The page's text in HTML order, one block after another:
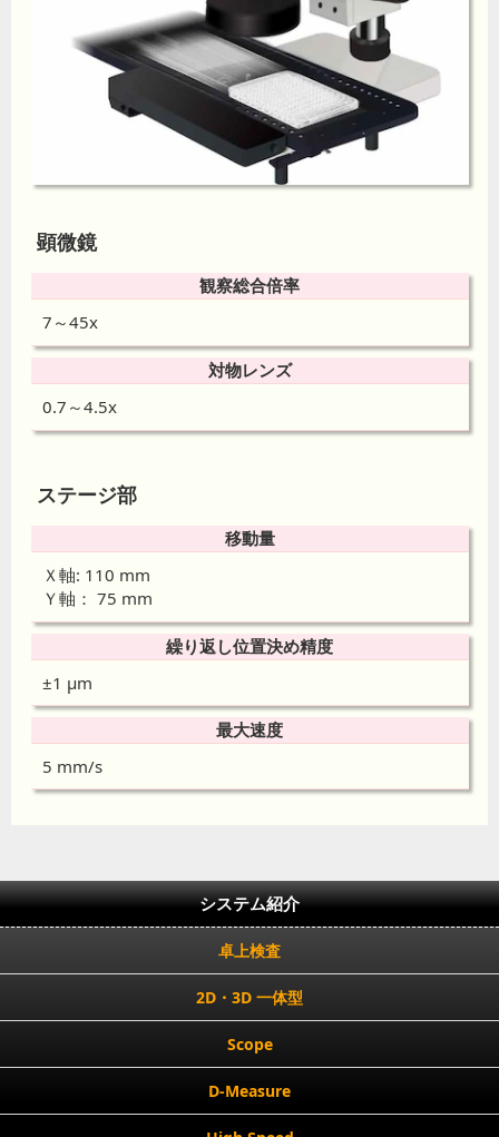
顕微鏡
観察総合倍率
7～45x
対物レンズ
0.7～4.5x
ステージ部
移動量
Ｘ軸: 110 mm
Ｙ軸： 75 mm
繰り返し位置決め精度
±1 μm
最大速度
5 mm/s
システム紹介
卓上検査
2D・3D 一体型
Scope
D-Measure